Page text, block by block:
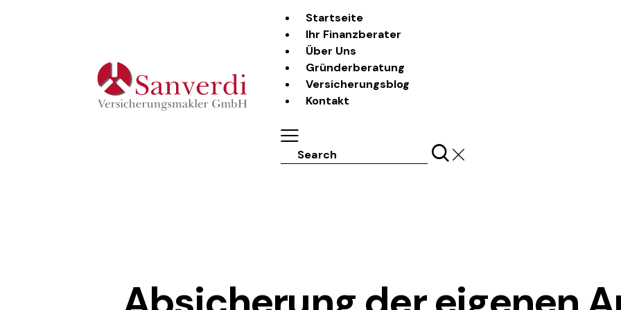
Startseite
Ihr Finanzberater
Über Uns
Gründerberatung
Versicherungsblog
Kontakt
Search